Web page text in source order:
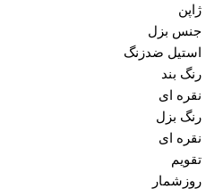
ژاپن
جنس بزل
استیل ضدزنگ
رنگ بند
نقره ای
رنگ بزل
نقره ای
تقویم
روزشمار